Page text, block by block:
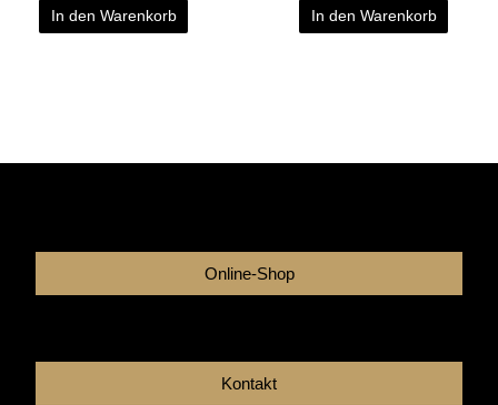
In den Warenkorb In den Warenkorb
Online-Shop
Kontakt